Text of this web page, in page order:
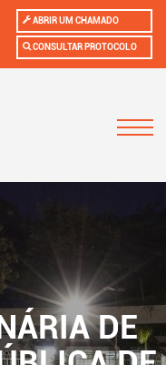
ABRIR UM CHAMADO
CONSULTAR PROTOCOLO
DE